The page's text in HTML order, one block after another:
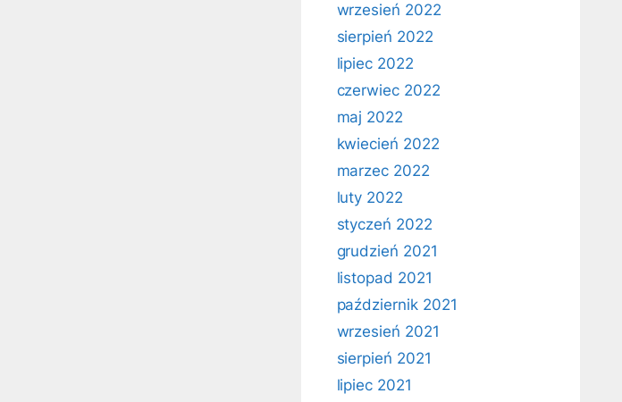
wrzesień 2022
sierpień 2022
lipiec 2022
czerwiec 2022
maj 2022
kwiecień 2022
marzec 2022
luty 2022
styczeń 2022
grudzień 2021
listopad 2021
październik 2021
wrzesień 2021
sierpień 2021
lipiec 2021